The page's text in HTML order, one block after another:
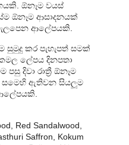
ඕනෑම වයස්
ඕනෑම ආසාදනයක්
ආලේපයකි.
කර පැහැපත් සමක්
ලේපය දිනපතා
දිවා රාත්‍රී ඕනෑම
සමෙහි ඇතිවන සියලූම
Red Sandalwood,
Saffron, Kokum